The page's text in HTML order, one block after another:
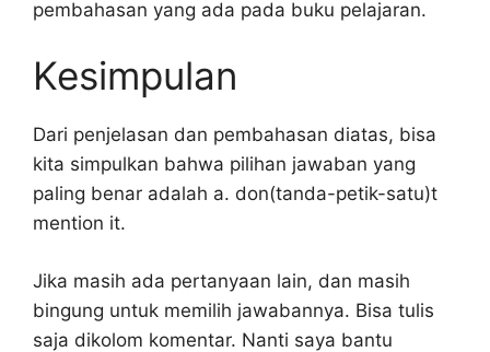
pembahasan yang ada pada buku pelajaran.
Kesimpulan
Dari penjelasan dan pembahasan diatas, bisa
kita simpulkan bahwa pilihan jawaban yang
paling benar adalah a. don(tanda-petik-satu)t
mention it.
Jika masih ada pertanyaan lain, dan masih
bingung untuk memilih jawabannya. Bisa tulis
saja dikolom komentar. Nanti saya bantu